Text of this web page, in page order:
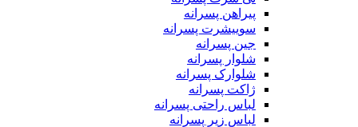
پیراهن پسرانه
سوییشرت پسرانه
جین پسرانه
شلوار پسرانه
شلوارک پسرانه
ژاکت پسرانه
لباس راحتی پسرانه
لباس زیر پسرانه